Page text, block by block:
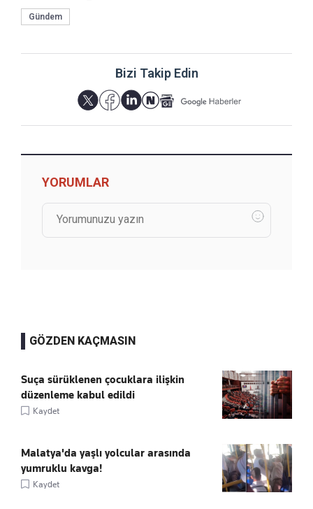
Gündem
Bizi Takip Edin
YORUMLAR
GÖZDEN KAÇMASIN
Suça sürüklenen çocuklara ilişkin
düzenleme kabul edildi
Kaydet
Malatya'da yaşlı yolcular arasında
yumruklu kavga!
Kaydet